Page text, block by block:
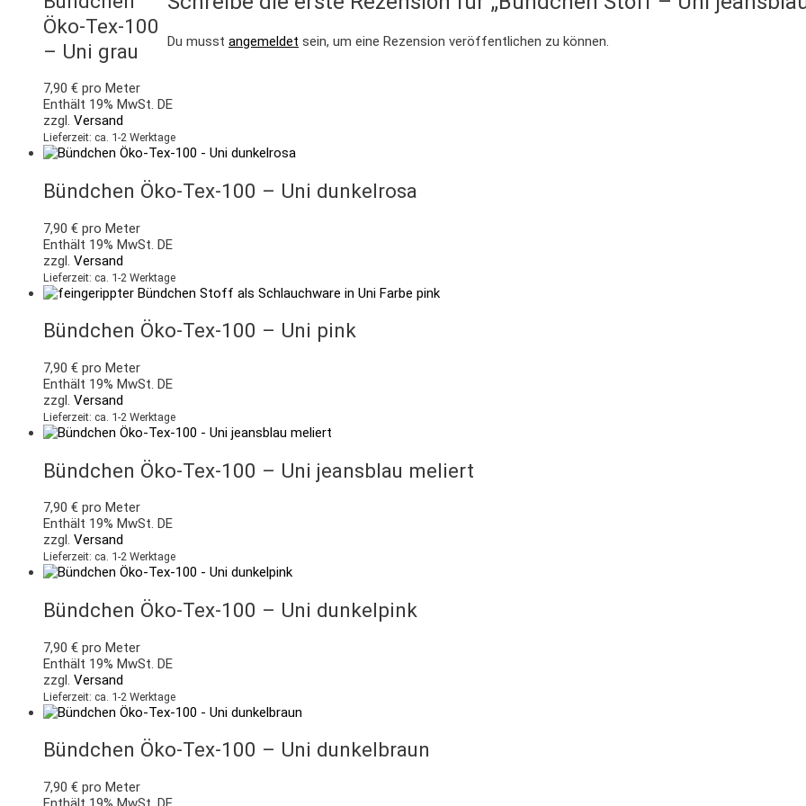
Du musst angemeldet sein, um eine Rezension veröffentlichen zu können.
Öko-Tex-100
– Uni grau
7,90 € pro Meter
Enthält 19% MwSt. DE
zzgl. Versand
Lieferzeit: ca. 1-2 Werktage
Bündchen Öko-Tex-100 – Uni dunkelrosa
7,90 € pro Meter
Enthält 19% MwSt. DE
zzgl. Versand
Lieferzeit: ca. 1-2 Werktage
Bündchen Öko-Tex-100 – Uni pink
7,90 € pro Meter
Enthält 19% MwSt. DE
zzgl. Versand
Lieferzeit: ca. 1-2 Werktage
Bündchen Öko-Tex-100 – Uni jeansblau meliert
7,90 € pro Meter
Enthält 19% MwSt. DE
zzgl. Versand
Lieferzeit: ca. 1-2 Werktage
Bündchen Öko-Tex-100 – Uni dunkelpink
7,90 € pro Meter
Enthält 19% MwSt. DE
zzgl. Versand
Lieferzeit: ca. 1-2 Werktage
Bündchen Öko-Tex-100 – Uni dunkelbraun
7,90 € pro Meter